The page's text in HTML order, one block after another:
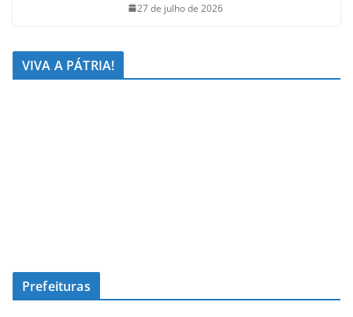
27 de julho de 2026
VIVA A PÁTRIA!
Prefeituras